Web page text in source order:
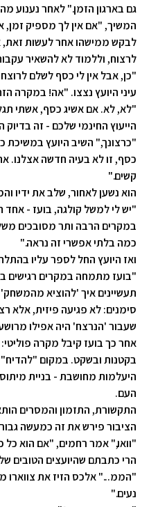
גם בארגון הזמן." לאחר נענוע
המשיך, "אם אין לך מספיק זמן,
לבקש ממישהו אחר לעשות
לרצוח, וללמוד לא להשאיר
"כן, אבל אין לי כסף לשלם לרוצח
עיני היועץ נצצו. "אה! במקרה
"לא, לא. אם אשיג כסף, אשתי
הייעוץ החינמי שלכם - זה בדיוק
"כרצונך," השיב היועץ במשיכת
כסף, זו לא בעיה חדשה אצלנו.
קשים."
הוא נשען לאחור, שלב את ידיו
"יש לי למשל קולגה, בועז - אחד
במקרים הרבה ותר מסובכים
כמה בלתי אפשרי זה נראה."
ואז היועץ החל לספר עליו
"בועז מתמחה במקרים רגישים
תעשיינים איך 'להוציא
סימנים: לא פגיעה פיזית, אלא
שעבור 'הנרצח' היה אפילו
אחר כך בועז קיבל מקרה
בקטנות ובשקט. במקום "להדיח"
היעלמות מחושבת - בניית
העם.
התקשורת, התזמון והמסרים
הציבור פירש את זה כמעשה
"וואו," אמר רחמים, "אם הוא כל
הרי כתבתם שהיועצים הטובים
"הממ..." אלכס הזיז את
נעים."